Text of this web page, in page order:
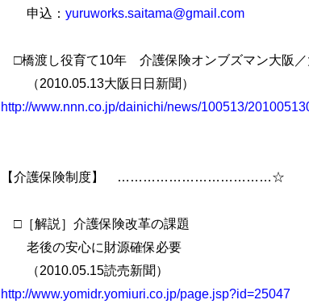
申込： yuruworks.saitama@gmail.com
□橋渡し役育て10年 介護保険オンブズマン大阪／
（2010.05.13大阪日日新聞）
http://www.nnn.co.jp/dainichi/news/100513/
【介護保険制度】 ………………………………☆
□［解説］介護保険改革の課題
老後の安心に財源確保必要
（2010.05.15読売新聞）
http://www.yomidr.yomiuri.co.jp/page.jsp?id=25047